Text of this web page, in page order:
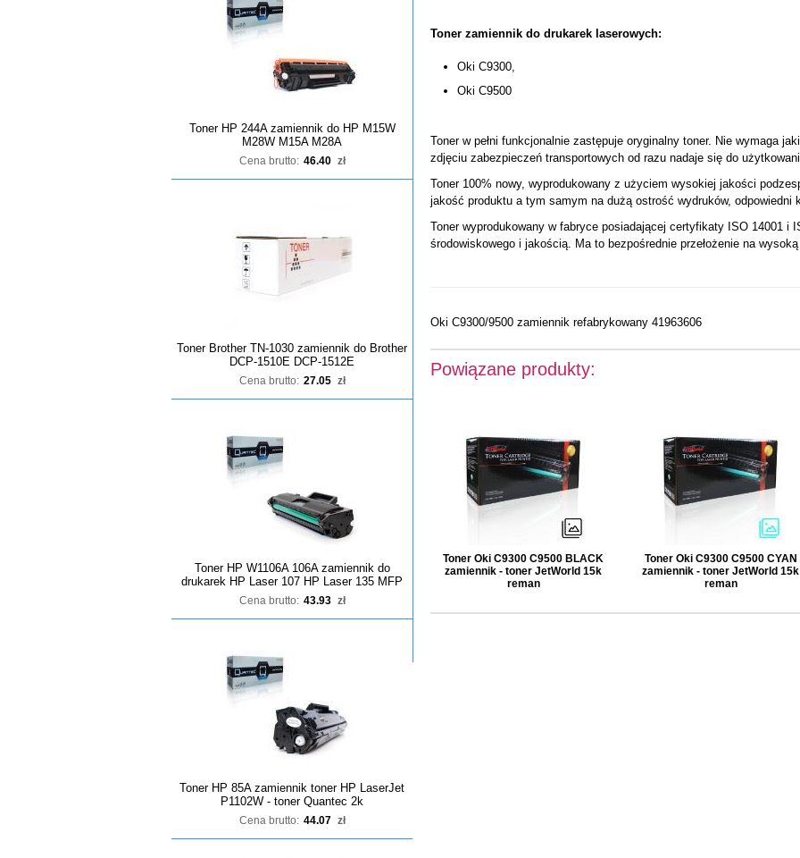
Toner HP 244A zamiennik do HP M15W
M28W M15A M28A
Cena brutto: 46.40 zł
Toner Brother TN-1030 zamiennik do Brother
DCP-1510E DCP-1512E
Cena brutto: 27.05 zł
Toner HP W1106A 106A zamiennik do
drukarek HP Laser 107 HP Laser 135 MFP
Cena brutto: 43.93 zł
Toner HP 85A zamiennik toner HP LaserJet
P1102W - toner Quantec 2k
Cena brutto: 44.07 zł
Toner zamiennik do drukarek laserowych:
Oki C9300,
Oki C9500
Toner w pełni funkcjonalnie zastępuje oryginalny toner. Nie wymaga
zdjęciu zabezpieczeń transportowych od razu nadaje się do
Toner 100% nowy, wyprodukowany z użyciem wysokiej jakości
jakość produktu a tym samym na dużą ostrość wydruków, odpowiedni
Toner wyprodukowany w fabryce posiadającej certyfikaty ISO 14001 i
środowiskowego i jakością. Ma to bezpośrednie przełożenie na
Oki C9300/9500 zamiennik refabrykowany 41963606
Powiązane produkty:
Toner Oki C9300 C9500 BLACK
zamiennik - toner JetWorld 15k
reman
Toner Oki C9300 C9500 CYAN
zamiennik - toner JetWorld 15k
reman